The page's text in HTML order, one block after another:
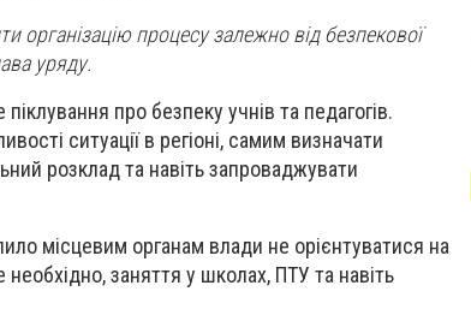
організацію процесу залежно від безпекової
уряду.
про безпеку учнів та педагогів.
ситуації в регіоні, самим визначати
розклад та навіть запроваджувати
місцевим органам влади не орієнтуватися на
заняття у школах, ПТУ та навіть